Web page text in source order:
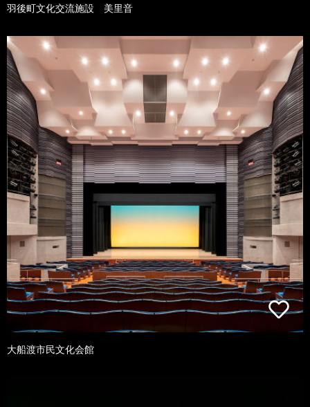
羽後町文化交流施設 美里音
大船渡市民文化会館